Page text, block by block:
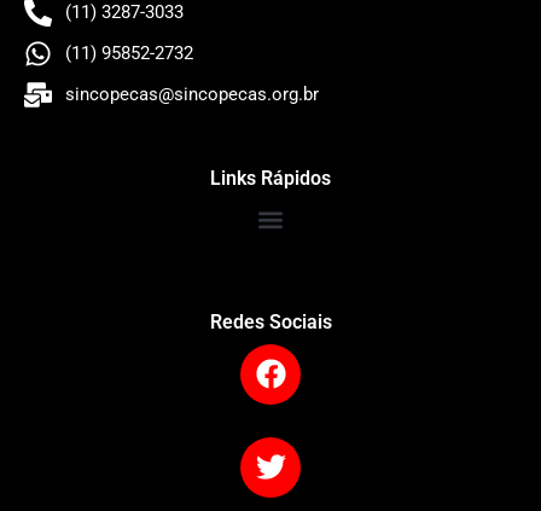
(11) 3287-3033
(11) 95852-2732
sincopecas@sincopecas.org.br
Links Rápidos
Redes Sociais